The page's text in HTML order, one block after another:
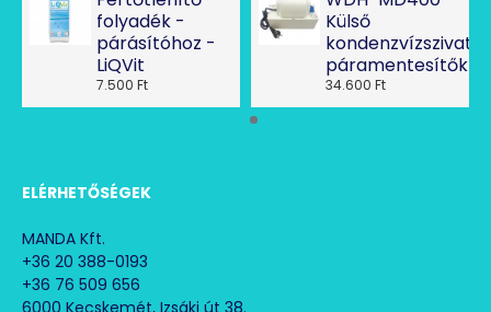
folyadék -
párásítóhoz -
LiQVit
7.500 Ft
Külső
34.600 Ft
ELÉRHETŐSÉGEK
MANDA Kft.
+36 20 388-0193
+36 76 509 656
6000 Kecskemét, Izsáki út 38.